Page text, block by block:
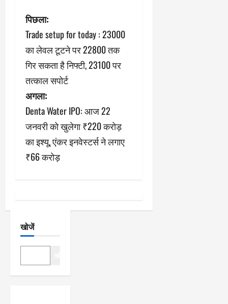
पो
स्ट
ने
वि
गे
श
न
पिछला:
Trade setup for today : 23000
का लेवल टूटने पर 22800 तक
गिर सकता है निफ्टी, 23100 पर
तत्काल सपोर्ट
अगला:
Denta Water IPO: आज 22
जनवरी को खुलेगा ₹220 करोड़
का इश्यू, एंकर इनवेस्टर्स ने लगाए
₹66 करोड़
खोजें